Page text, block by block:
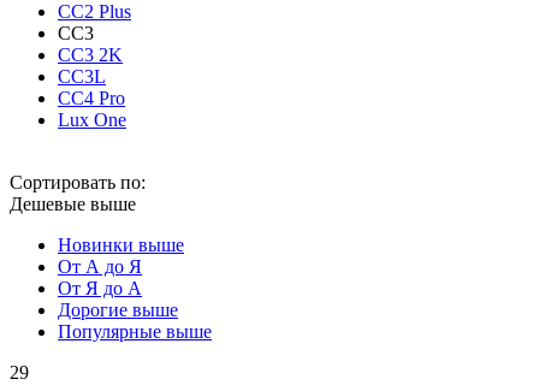
CC2 Plus
CC3
CC3 2K
CC3L
CC4 Pro
Lux One
Сортировать по:
Дешевые выше
Новинки выше
От А до Я
От Я до А
Дорогие выше
Популярные выше
29